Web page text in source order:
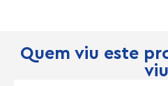
Quem viu este
viu